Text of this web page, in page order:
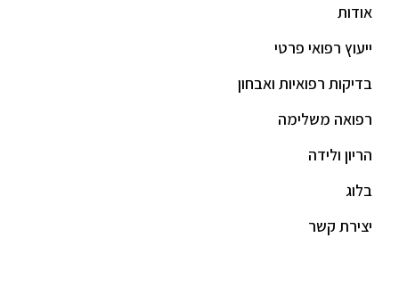
אודות
ייעוץ רפואי פרטי
בדיקות רפואיות ואבחון
רפואה משלימה
הריון ולידה
בלוג
יצירת קשר